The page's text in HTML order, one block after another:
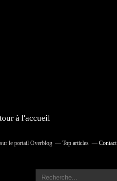
à l'accueil
le portail Overblog Top articles Contact